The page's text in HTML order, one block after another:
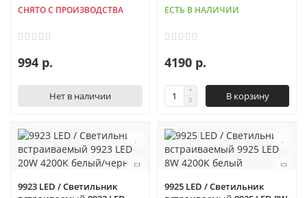
СНЯТО С ПРОИЗВОДСТВА
994 р.
Нет в наличии
ЕСТЬ В НАЛИЧИИ
4190 р.
В корзину
9923 LED / Светильник
9925 LED / Светильник